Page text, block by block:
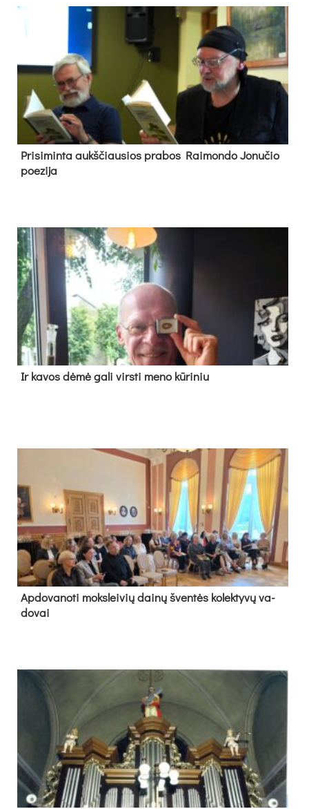
Pri­si­min­ta aukš­čiau­sios pra­bos Rai­mon­do Jo­nu­čio
poe­zi­ja
Ir ka­vos dė­mė ga­li virs­ti me­no kū­ri­niu
Ap­do­va­no­ti moks­lei­vių dai­nų šven­tės ko­lek­ty­vų va­
do­vai